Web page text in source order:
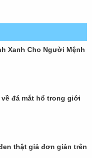
Xanh Cho Người Mệnh
đá mắt hổ trong giới
thật giả đơn giản trên